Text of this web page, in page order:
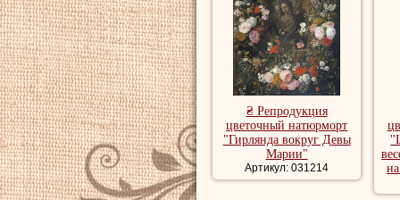
₴ Репродукция
цветочный натюрморт
"Гирлянда вокруг Девы
Марии"
Артикул: 031214